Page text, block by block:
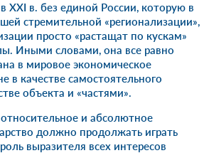
XXI в. без единой России, которую в
стремительной «регионализации»,
просто «растащат по кускам»
Иными словами, она все равно
в мировое экономическое
в качестве самостоятельного
объекта и «частями».
и абсолютное
должно продолжать играть
выразителя всех интересов